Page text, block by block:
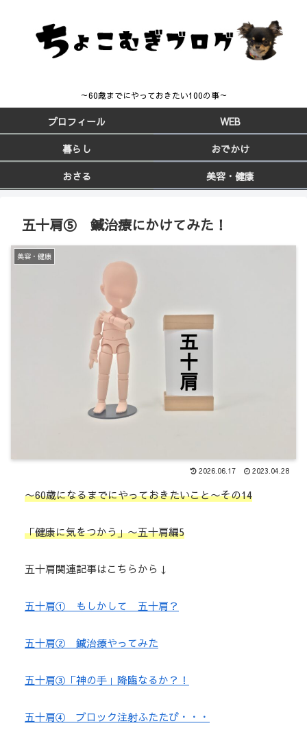
～60歳までにやっておきたい100の事～
プロフィール
WEB
暮らし
おでかけ
おさる
美容・健康
五十肩⑤ 鍼治療にかけてみた！
美容・健康
2026.06.17 2023.04.28
〜60歳になるまでにやっておきたいこと〜その14
「健康に気をつかう」〜五十肩編5
五十肩関連記事はこちらから↓
五十肩① もしかして 五十肩？
五十肩② 鍼治療やってみた
五十肩③「神の手」降臨なるか？！
五十肩④ ブロック注射ふたたび・・・